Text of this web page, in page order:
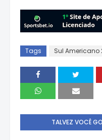
Tags Sul Americano
TALVEZ VOCÊ